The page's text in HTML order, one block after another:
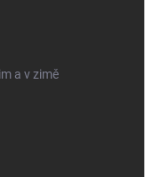
a v zimě